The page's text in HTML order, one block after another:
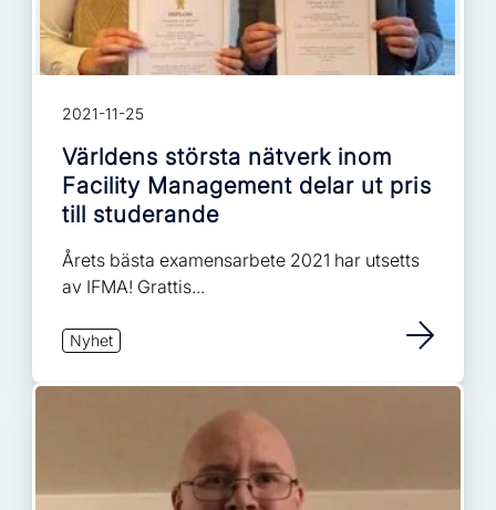
2021-11-25
Världens största nätverk inom
Facility Management delar ut pris
till studerande
Årets bästa examensarbete 2021 har utsetts
av IFMA! Grattis...
Nyhet